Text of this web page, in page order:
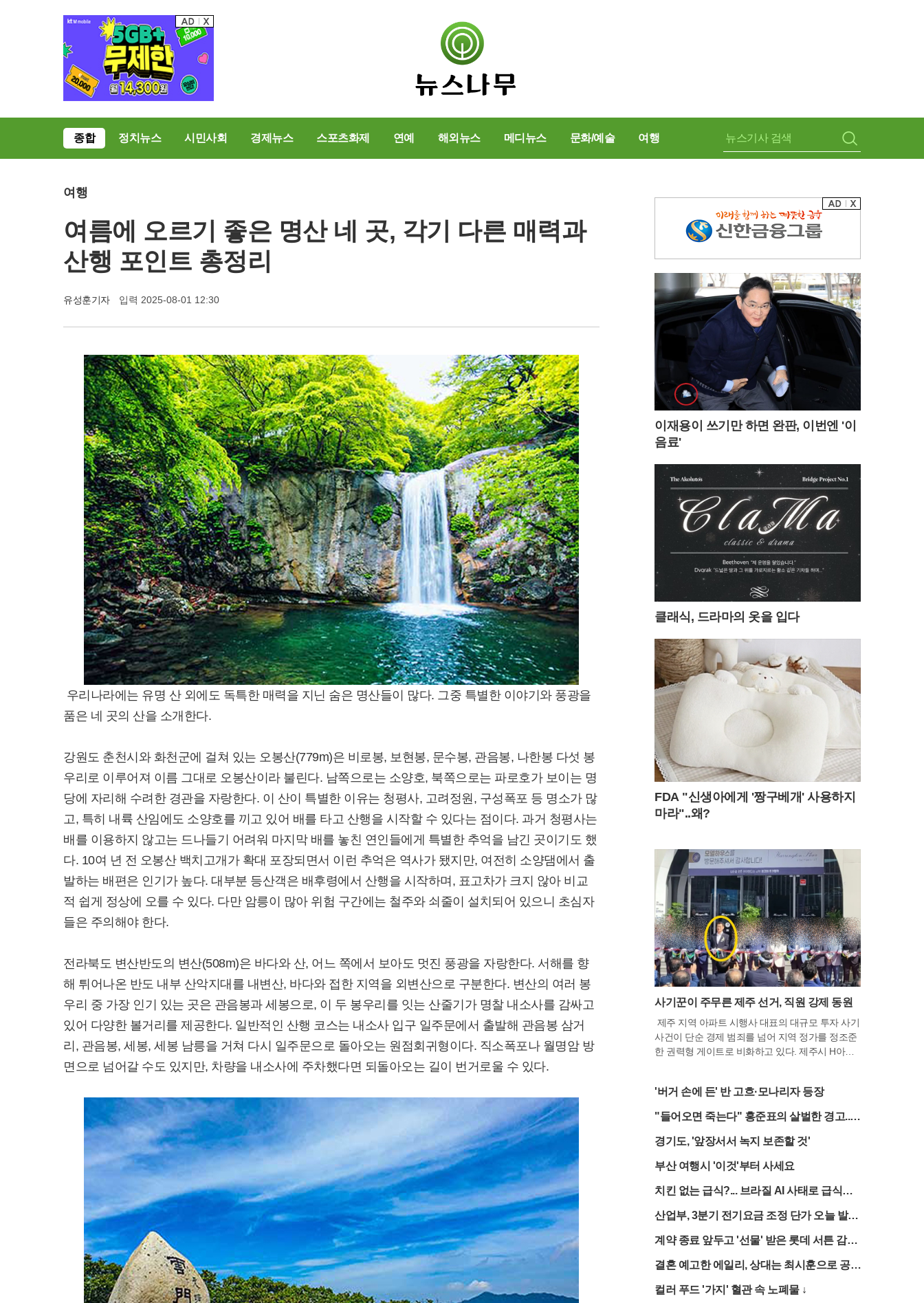
검
색
종합 정치뉴스 시민사회 경제뉴스 스포츠화제 연예 해외뉴스 메디뉴스 문화/예술 여행
여행
여름에 오르기 좋은 명산 네 곳, 각기 다른 매력과
산행 포인트 총정리
유성훈기자 입력 2025-08-01 12:30
우리나라에는 유명 산 외에도 독특한 매력을 지닌 숨은 명산들이 많다. 그중 특별한 이야기와 풍광을
품은 네 곳의 산을 소개한다.
강원도 춘천시와 화천군에 걸쳐 있는 오봉산(779m)은 비로봉, 보현봉, 문수봉, 관음봉, 나한봉 다섯 봉
우리로 이루어져 이름 그대로 오봉산이라 불린다. 남쪽으로는 소양호, 북쪽으로는 파로호가 보이는 명
당에 자리해 수려한 경관을 자랑한다. 이 산이 특별한 이유는 청평사, 고려정원, 구성폭포 등 명소가 많
고, 특히 내륙 산임에도 소양호를 끼고 있어 배를 타고 산행을 시작할 수 있다는 점이다. 과거 청평사는
배를 이용하지 않고는 드나들기 어려워 마지막 배를 놓친 연인들에게 특별한 추억을 남긴 곳이기도 했
다. 10여 년 전 오봉산 백치고개가 확대 포장되면서 이런 추억은 역사가 됐지만, 여전히 소양댐에서 출
발하는 배편은 인기가 높다. 대부분 등산객은 배후령에서 산행을 시작하며, 표고차가 크지 않아 비교
적 쉽게 정상에 오를 수 있다. 다만 암릉이 많아 위험 구간에는 철주와 쇠줄이 설치되어 있으니 초심자
들은 주의해야 한다.
전라북도 변산반도의 변산(508m)은 바다와 산, 어느 쪽에서 보아도 멋진 풍광을 자랑한다. 서해를 향
해 튀어나온 반도 내부 산악지대를 내변산, 바다와 접한 지역을 외변산으로 구분한다. 변산의 여러 봉
우리 중 가장 인기 있는 곳은 관음봉과 세봉으로, 이 두 봉우리를 잇는 산줄기가 명찰 내소사를 감싸고
있어 다양한 볼거리를 제공한다. 일반적인 산행 코스는 내소사 입구 일주문에서 출발해 관음봉 삼거
리, 관음봉, 세봉, 세봉 남릉을 거쳐 다시 일주문으로 돌아오는 원점회귀형이다. 직소폭포나 월명암 방
면으로 넘어갈 수도 있지만, 차량을 내소사에 주차했다면 되돌아오는 길이 번거로울 수 있다.
이재용이 쓰기만 하면 완판, 이번엔 '이
음료'
클래식, 드라마의 옷을 입다
FDA "신생아에게 '짱구베개' 사용하지
마라"..왜?
사기꾼이 주무른 제주 선거, 직원 강제 동원
제주 지역 아파트 시행사 대표의 대규모 투자 사기
사건이 단순 경제 범죄를 넘어 지역 정가를 정조준
한 권력형 게이트로 비화하고 있다. 제주시 H아파
들에게 부적절한 향응을 제공했다는 폭로가 잇따
르고 있기 때문이다. 이번 사태는 제주 특유의 연고
주의인 '궨당 문화'가 권력 유착의 통로로 악용되었
다는 비판 속에 도민 사회에 큰 충격을 주고 있다.
이 씨는 지난 대선 경선과 지방선거 당시 특정 후보
났다. 이 씨는 자신이 운영하는 시행사 직원들의 명
의를 도용하거나 압박하는 방식으로 수백 장의 입
당원서를 확보해 문대림 의원과 오영훈 전 지사 측
에 전달했다는 의혹을 받는다. 당시 직원들은 회사
프처럼 운영되었다고 증언하며 강압적인 분위기를
폭로했다.특히 오영훈 전 지사 측과의 유착 정황은
구체적인 물증과 함께 제시되고 있다. 지난 지방선
'버거 손에 든' 반 고흐·모나리자 등장
"들어오면 죽는다" 홍준표의 살벌한 경고...
경기도, '앞장서서 녹지 보존할 것'
부산 여행시 '이것'부터 사세요
치킨 없는 급식?... 브라질 AI 사태로 급식메
산업부, 3분기 전기요금 조정 단가 오늘 발
계약 종료 앞두고 '선물' 받은 롯데 서튼 감
결혼 예고한 에일리, 상대는 최시훈으로 공식
컬러 푸드 '가지' 혈관 속 노폐물 ↓